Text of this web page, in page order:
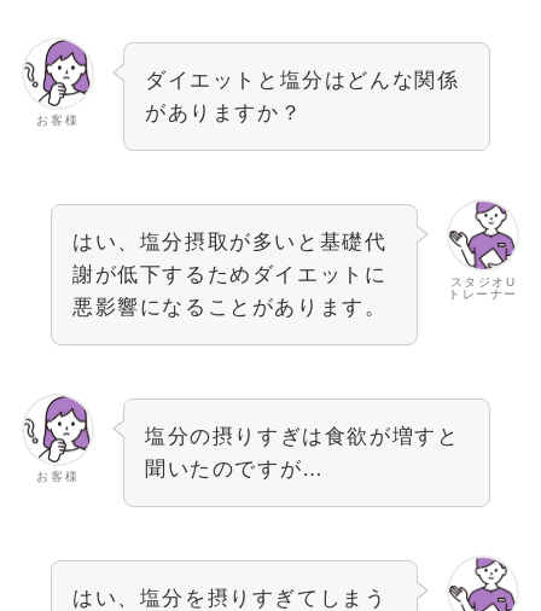
お客様
ダイエットと塩分はどんな関係
がありますか？
スタジオU
トレーナー
はい、塩分摂取が多いと基礎代
謝が低下するためダイエットに
悪影響になることがあります。
お客様
塩分の摂りすぎは食欲が増すと
聞いたのですが…
はい、塩分を摂りすぎてしまう